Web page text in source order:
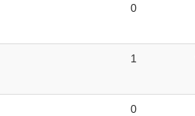
0
1
0